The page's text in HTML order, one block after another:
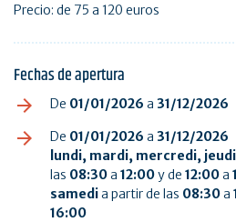
Precio: de 75 a 120 euros
Fechas de apertura
De 01/01/2026 a 31/12/2026
De 01/01/2026 a 31/12/2026
lundi, mardi, mercredi,
las 08:30a 12:00y de 12:00a
samedia partir de las 08:30a
16:00